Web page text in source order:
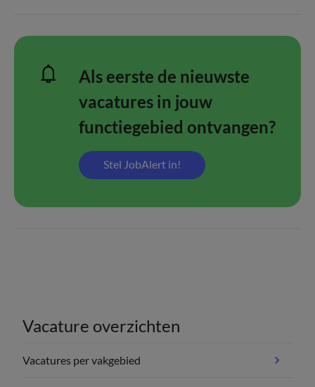
Als eerste de nieuwste
vacatures in jouw
functiegebied ontvangen?
Stel JobAlert in!
Vacature overzichten
Vacatures per vakgebied